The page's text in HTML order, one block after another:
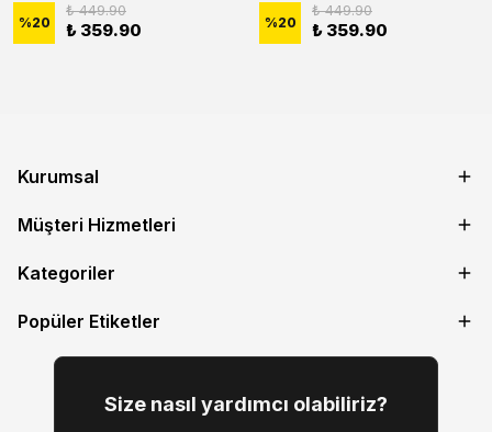
%20
₺ 449.90
₺ 359.90 %20
₺ 449.90
₺ 359.90
Kurumsal
Müşteri Hizmetleri
Kategoriler
Popüler Etiketler
Size nasıl yardımcı olabiliriz?